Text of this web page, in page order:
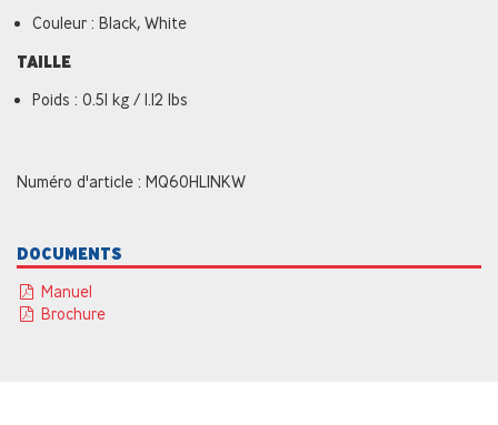
Couleur : Black, White
TAILLE
Poids : 0.51 kg / 1.12 lbs
Numéro d'article : MQ60HLINKW
DOCUMENTS
Manuel
Brochure